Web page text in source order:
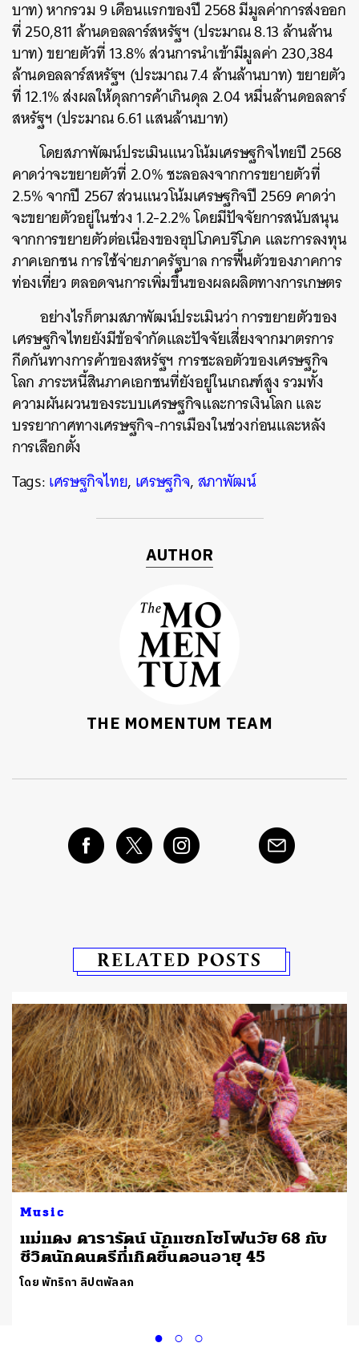
บาท) หากรวม 9 เดือนแรกของปี 2568 มีมูลค่าการส่งออก
ที่ 250,811 ล้านดอลลาร์สหรัฐฯ (ประมาณ 8.13 ล้านล้าน
บาท) ขยายตัวที่ 13.8% ส่วนการนำเข้ามีมูลค่า 230,384
ล้านดอลลาร์สหรัฐฯ (ประมาณ 7.4 ล้านล้านบาท) ขยายตัว
ที่ 12.1% ส่งผลให้ดุลการค้าเกินดุล 2.04 หมื่นล้านดอลลาร์
สหรัฐฯ (ประมาณ 6.61 แสนล้านบาท)
โดยสภาพัฒน์ประเมินแนวโน้มเศรษฐกิจไทยปี 2568
คาดว่าจะขยายตัวที่ 2.0% ชะลอลงจากการขยายตัวที่
2.5% จากปี 2567 ส่วนแนวโน้มเศรษฐกิจปี 2569 คาดว่า
จะขยายตัวอยู่ในช่วง 1.2-2.2% โดยมีปัจจัยการสนับสนุน
จากการขยายตัวต่อเนื่องของอุปโภคบริโภค และการลงทุน
ภาคเอกชน การใช้จ่ายภาครัฐบาล การฟื้นตัวของภาคการ
ท่องเที่ยว ตลอดจนการเพิ่มขึ้นของผลผลิตทางการเกษตร
อย่างไรก็ตามสภาพัฒน์ประเมินว่า การขยายตัวของ
เศรษฐกิจไทยยังมีข้อจำกัดและปัจจัยเสี่ยงจากมาตรการ
กีดกันทางการค้าของสหรัฐฯ การชะลอตัวของเศรษฐกิจ
โลก ภาระหนี้สินภาคเอกชนที่ยังอยู่ในเกณฑ์สูง รวมทั้ง
ความผันผวนของระบบเศรษฐกิจและการเงินโลก และ
บรรยากาศทางเศรษฐกิจ-การเมืองในช่วงก่อนและหลัง
การเลือกตั้ง
Tags:เศรษฐกิจไทย, เศรษฐกิจ,สภาพัฒน์
AUTHOR
THE MOMENTUM TEAM
RELATED POSTS
Music
แม่แดง ดารารัตน์ นักแซกโซโฟนวัย 68 กับ
ชีวิตนักดนตรีที่เกิดขึ้นตอนอายุ 45
โดย พัทริกา ลิปตพัลลภ
ค้นหา
SHARE TWEET LINE EMAIL